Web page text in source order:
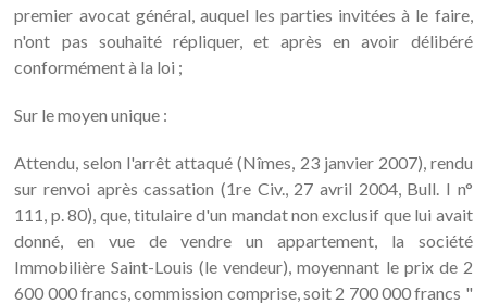
premier avocat général, auquel les parties invitées à le faire,
n'ont pas souhaité répliquer, et après en avoir délibéré
conformément à la loi ;
Sur le moyen unique :
Attendu, selon l'arrêt attaqué (Nîmes, 23 janvier 2007), rendu
sur renvoi après cassation (1re Civ., 27 avril 2004, Bull. I n°
111, p. 80), que, titulaire d'un mandat non exclusif que lui avait
donné, en vue de vendre un appartement, la société
Immobilière Saint-Louis (le vendeur), moyennant le prix de 2
600 000 francs, commission comprise, soit 2 700 000 francs "